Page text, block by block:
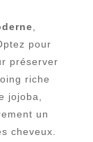
pour
préserver
riche
jojoba,
un
cheveux.